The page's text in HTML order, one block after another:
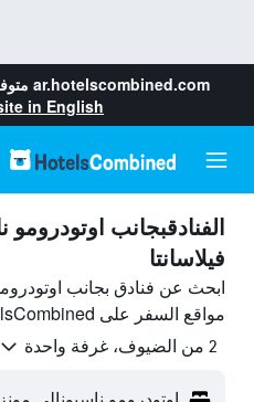
ar.hotelscombined.com
in English
الفنادقبجانب اوتودرومو
فيلاسانتا
ابحث عن فنادق بجانب
مواقع السفر على HotelsCombined وقارن بينها ووفّر.
2 من الضيوف، غرفة واحدة